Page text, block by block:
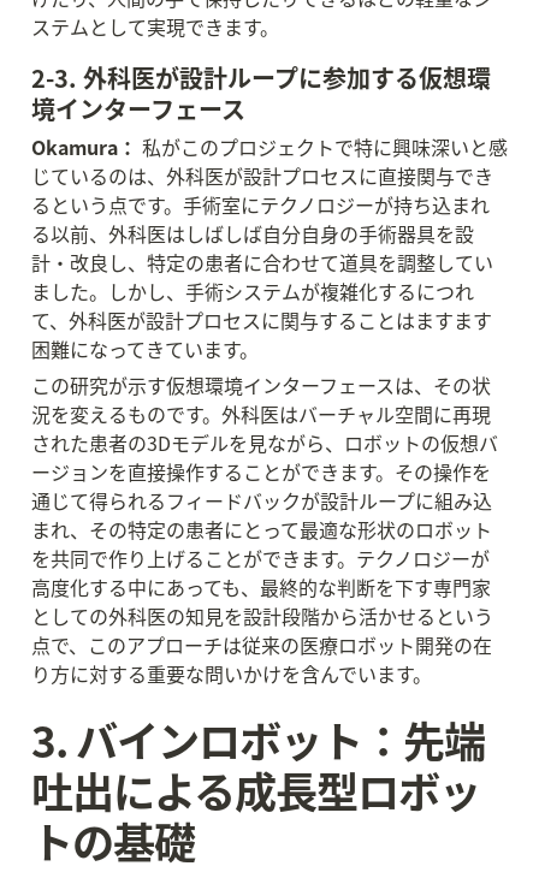
ステムとして実現できます。
2-3. 外科医が設計ループに参加する仮想環
境インターフェース
Okamura： 私がこのプロジェクトで特に興味深いと感
じているのは、外科医が設計プロセスに直接関与でき
るという点です。手術室にテクノロジーが持ち込まれ
る以前、外科医はしばしば自分自身の手術器具を設
計・改良し、特定の患者に合わせて道具を調整してい
ました。しかし、手術システムが複雑化するにつれ
て、外科医が設計プロセスに関与することはますます
困難になってきています。
この研究が示す仮想環境インターフェースは、その状
況を変えるものです。外科医はバーチャル空間に再現
された患者の3Dモデルを見ながら、ロボットの仮想バ
ージョンを直接操作することができます。その操作を
通じて得られるフィードバックが設計ループに組み込
まれ、その特定の患者にとって最適な形状のロボット
を共同で作り上げることができます。テクノロジーが
高度化する中にあっても、最終的な判断を下す専門家
としての外科医の知見を設計段階から活かせるという
点で、このアプローチは従来の医療ロボット開発の在
り方に対する重要な問いかけを含んでいます。
3. バインロボット：先端
吐出による成長型ロボッ
トの基礎